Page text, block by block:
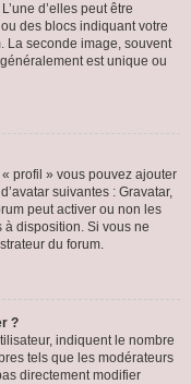
d’elles peut être
des blocs indiquant votre
La seconde image, souvent
est unique ou
profil » vous pouvez ajouter
suivantes : Gravatar,
peut activer ou non les
disposition. Si vous ne
du forum.
?
indiquent le nombre
tels que les modérateurs
directement modifier